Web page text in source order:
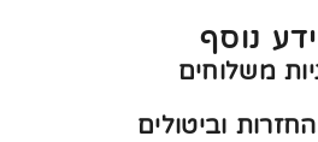
נוסף
משלוחים
וביטולים